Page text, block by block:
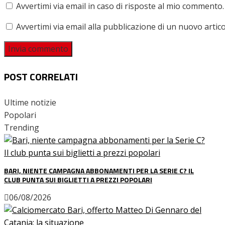
Avvertimi via email in caso di risposte al mio commento.
Avvertimi via email alla pubblicazione di un nuovo
POST CORRELATI
Ultime notizie
Popolari
Trending
BARI, NIENTE CAMPAGNA ABBONAMENTI PER LA SERIE C? IL
CLUB PUNTA SUI BIGLIETTI A PREZZI POPOLARI
06/08/2026